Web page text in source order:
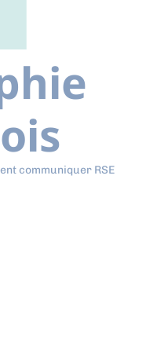
communiquer RSE